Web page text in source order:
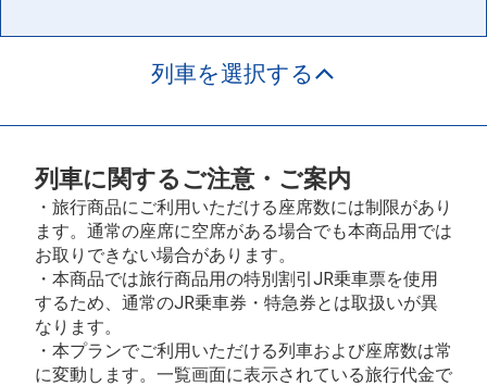
列車を選択する
列車に関するご注意・ご案内
・旅行商品にご利用いただける座席数には制限があり
ます。通常の座席に空席がある場合でも本商品用では
お取りできない場合があります。
・本商品では旅行商品用の特別割引JR乗車票を使用
するため、通常のJR乗車券・特急券とは取扱いが異
なります。
・本プランでご利用いただける列車および座席数は常
に変動します。一覧画面に表示されている旅行代金で